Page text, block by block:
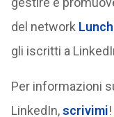
del network
gli iscritti a
Per informazioni
LinkedIn,scrivimi!